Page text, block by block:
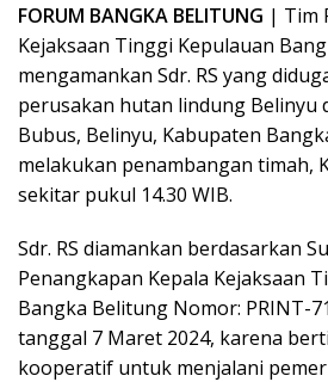
FORUM BANGKA BELITUNG | Tim
Kejaksaan Tinggi Kepulauan
mengamankan Sdr. RS yang
perusakan hutan lindung Belinyu
Bubus, Belinyu, Kabupaten
melakukan penambangan timah,
sekitar pukul 14.30 WIB.
Sdr. RS diamankan berdasarkan
Penangkapan Kepala Kejaksaan
Bangka Belitung Nomor: PRINT-
tanggal 7 Maret 2024, karena
kooperatif untuk menjalani